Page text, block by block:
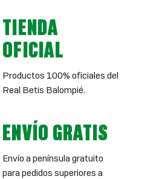
TIENDA
OFICIAL
Productos 100% oficiales del
Real Betis Balompié.
ENVÍO GRATIS
Envío a península gratuito
para pedidos superiores a